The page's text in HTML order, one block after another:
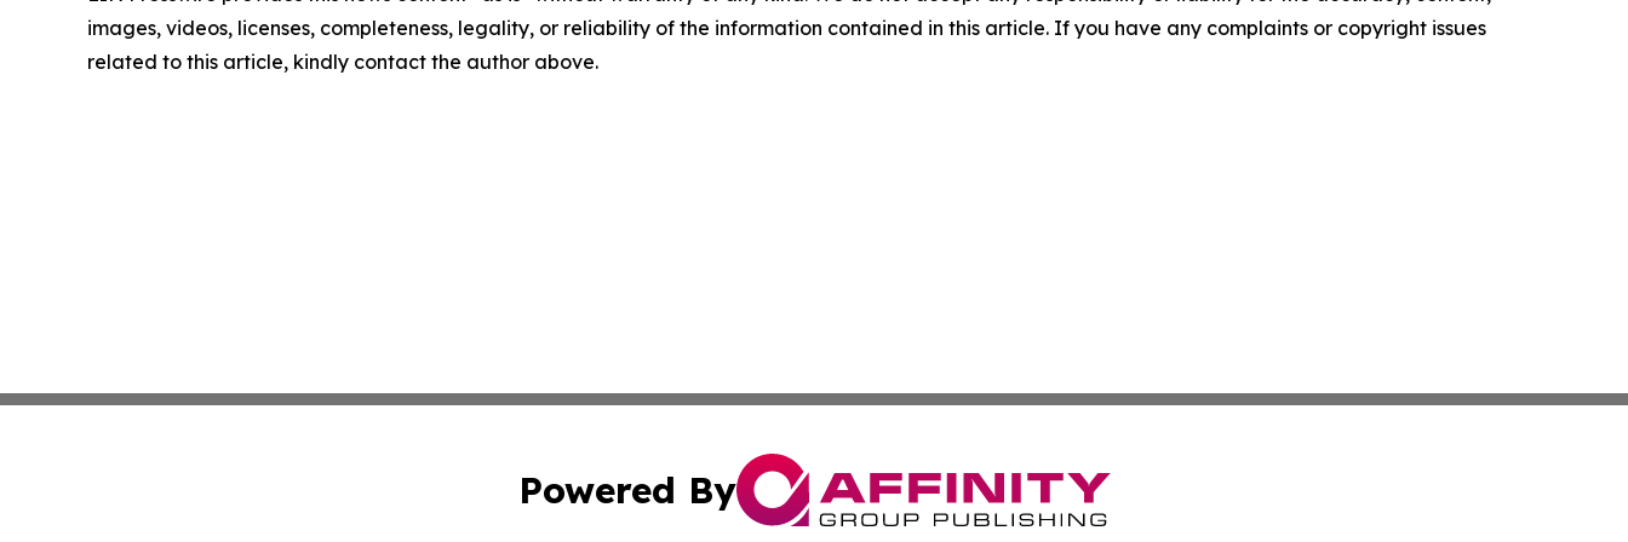
images, videos, licenses, completeness, legality, or reliability of the information contained in this article. If you have any complaints or copyright issues
related to this article, kindly contact the author above.
Powered By